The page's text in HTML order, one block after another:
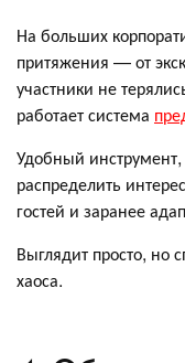
На больших
притяжения — от
участники не
работает система
Удобный
распределить
гостей и заранее
Выглядит просто, но
хаоса.